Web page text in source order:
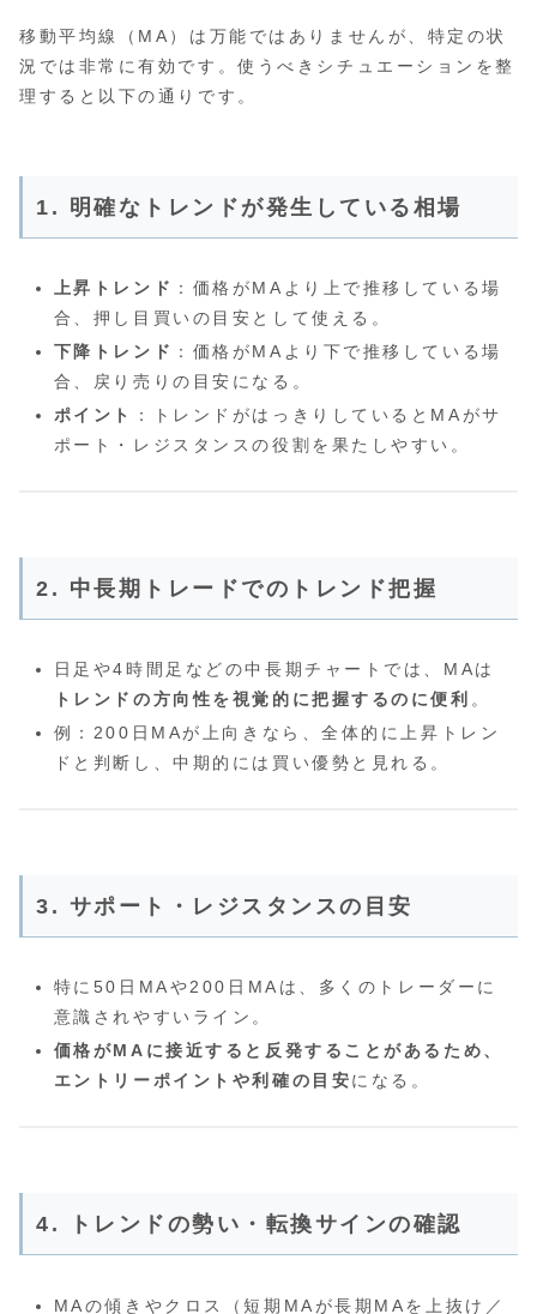
移動平均線（MA）は万能ではありませんが、特定の状
況では非常に有効です。使うべきシチュエーションを整
理すると以下の通りです。
1. 明確なトレンドが発生している相場
上昇トレンド ：価格がMAより上で推移している場
合、押し目買いの目安として使える。
下降トレンド ：価格がMAより下で推移している場
合、戻り売りの目安になる。
ポイント
：トレンドがはっきりしているとMAがサ
ポート・レジスタンスの役割を果たしやすい。
2. 中長期トレードでのトレンド把握
日足や4時間足などの中長期チャートでは、MAは
トレンドの方向性を視覚的に把握するのに便利 。
例：200日MAが上向きなら、全体的に上昇トレン
ドと判断し、中期的には買い優勢と見れる。
3. サポート・レジスタンスの目安
特に50日MAや200日MAは、多くのトレーダーに
意識されやすいライン。
価格がMAに接近すると反発することがあるため、
エントリーポイントや利確の目安になる。
4. トレンドの勢い・転換サインの確認
MAの傾きやクロス（短期MAが長期MAを上抜け／